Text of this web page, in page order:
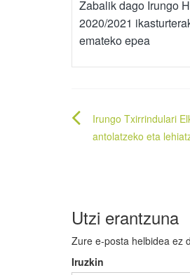
Zabalik dago Irungo
2020/2021
emateko epea
Bidalketetan
zehar
Irungo Txirrindulari
antolatzeko eta
Utzi erantzuna
Zure e-posta helbidea ez
Iruzkin